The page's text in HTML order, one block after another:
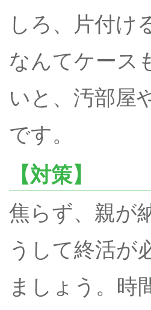
しろ、片付け
なんてケース
いと、汚部屋
です。
【対策】
焦らず、親が
うして終活が
ましょう。時